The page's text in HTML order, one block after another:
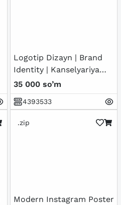
Logotip Dizayn | Brand
Identity | Kanselyariya
Dizayni
35 000 so’m
4393533
.zip
Modern Instagram Poster